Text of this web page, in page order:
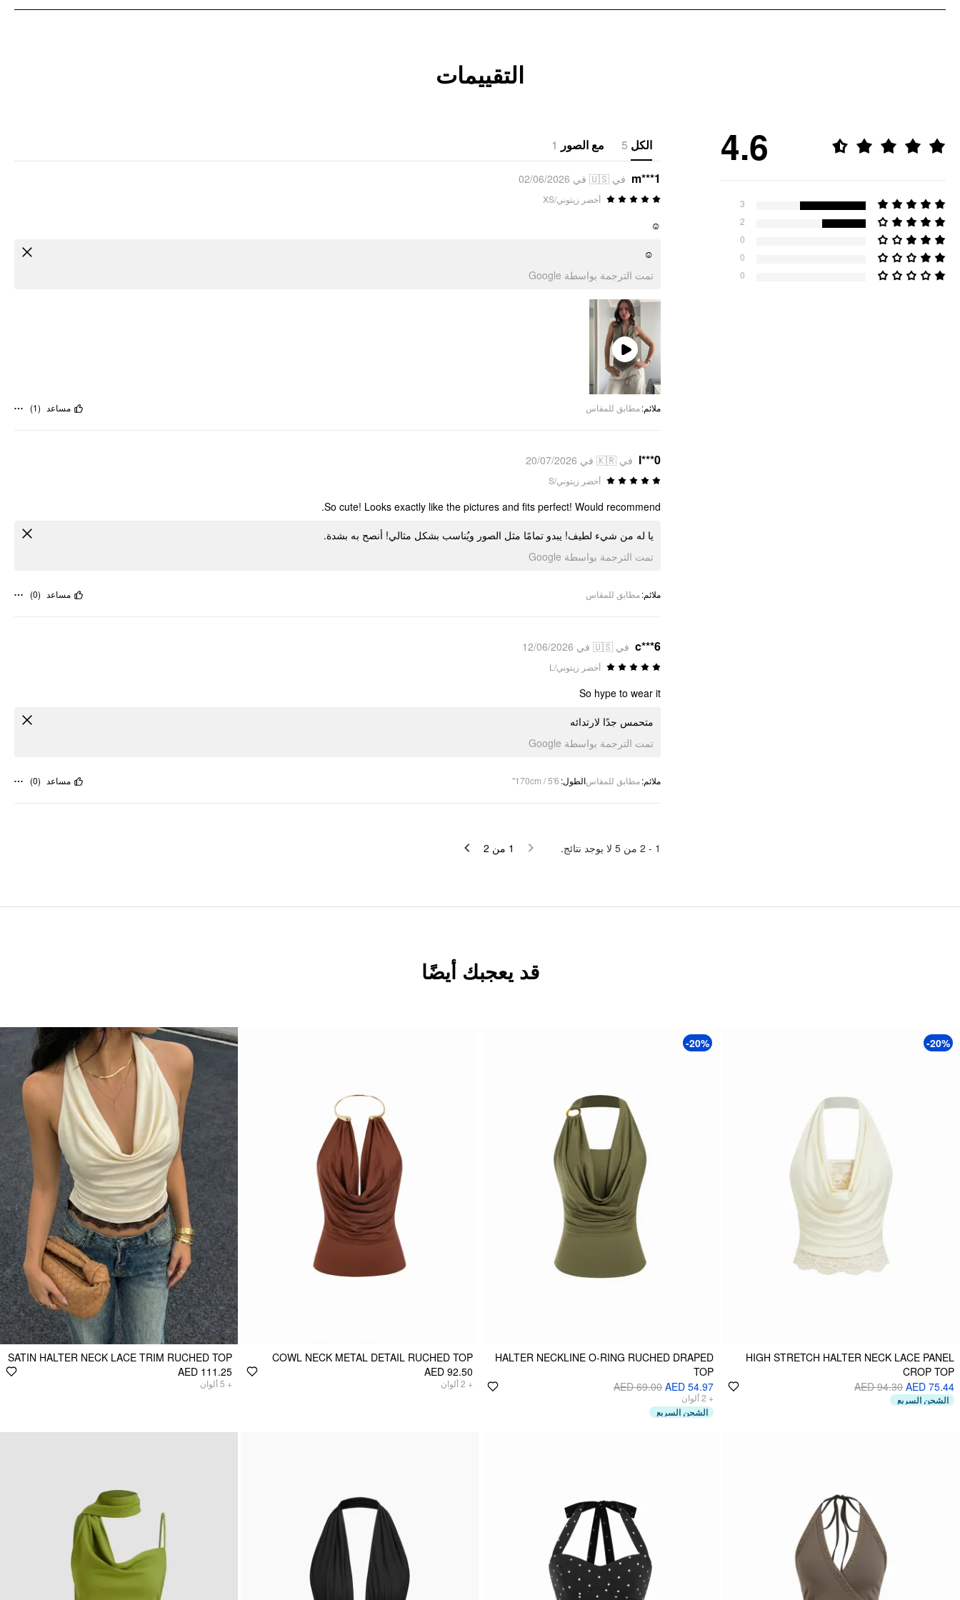
التقييمات
4.6
3
2
0
0
0
الكل 5 مع الصور 1
m***1 في 🇺🇸 في 02/06/2026
أخضر زيتوني/XS
☺️
☺️
تمت الترجمة بواسطة Google
Play
Video
ملائم:مطابق للمقاس مساعد (
1
)
l***0 في 🇰🇷 في 20/07/2026
أخضر زيتوني/S
So cute! Looks exactly like the pictures and fits perfect! Would recommend.
يا له من شيء لطيف! يبدو تمامًا مثل الصور ويُناسب بشكل مثالي! أنصح به بشدة.
تمت الترجمة بواسطة Google
ملائم:مطابق للمقاس مساعد (
0
)
c***6 في 🇺🇸 في 12/06/2026
أخضر زيتوني/L
So hype to wear it
متحمس جدًا لارتدائه
تمت الترجمة بواسطة Google
ملائم:مطابق للمقاسالطول:
170cm / 5'6" مساعد (
0
)
1 -
2 من 5 لا يوجد نتائج. 1 من 2
قد يعجبك أيضًا
-20%
HIGH STRETCH HALTER NECK LACE PANEL
CROP TOP
AED 75.44
AED 94.30
الشحن السريع
-20%
HALTER NECKLINE O-RING RUCHED DRAPED
TOP
AED 54.97
AED 69.00
+
2ألوان
الشحن السريع
COWL NECK METAL DETAIL RUCHED TOP
AED 92.50
+
2ألوان
SATIN HALTER NECK LACE TRIM RUCHED TOP
AED 111.25
+
5ألوان